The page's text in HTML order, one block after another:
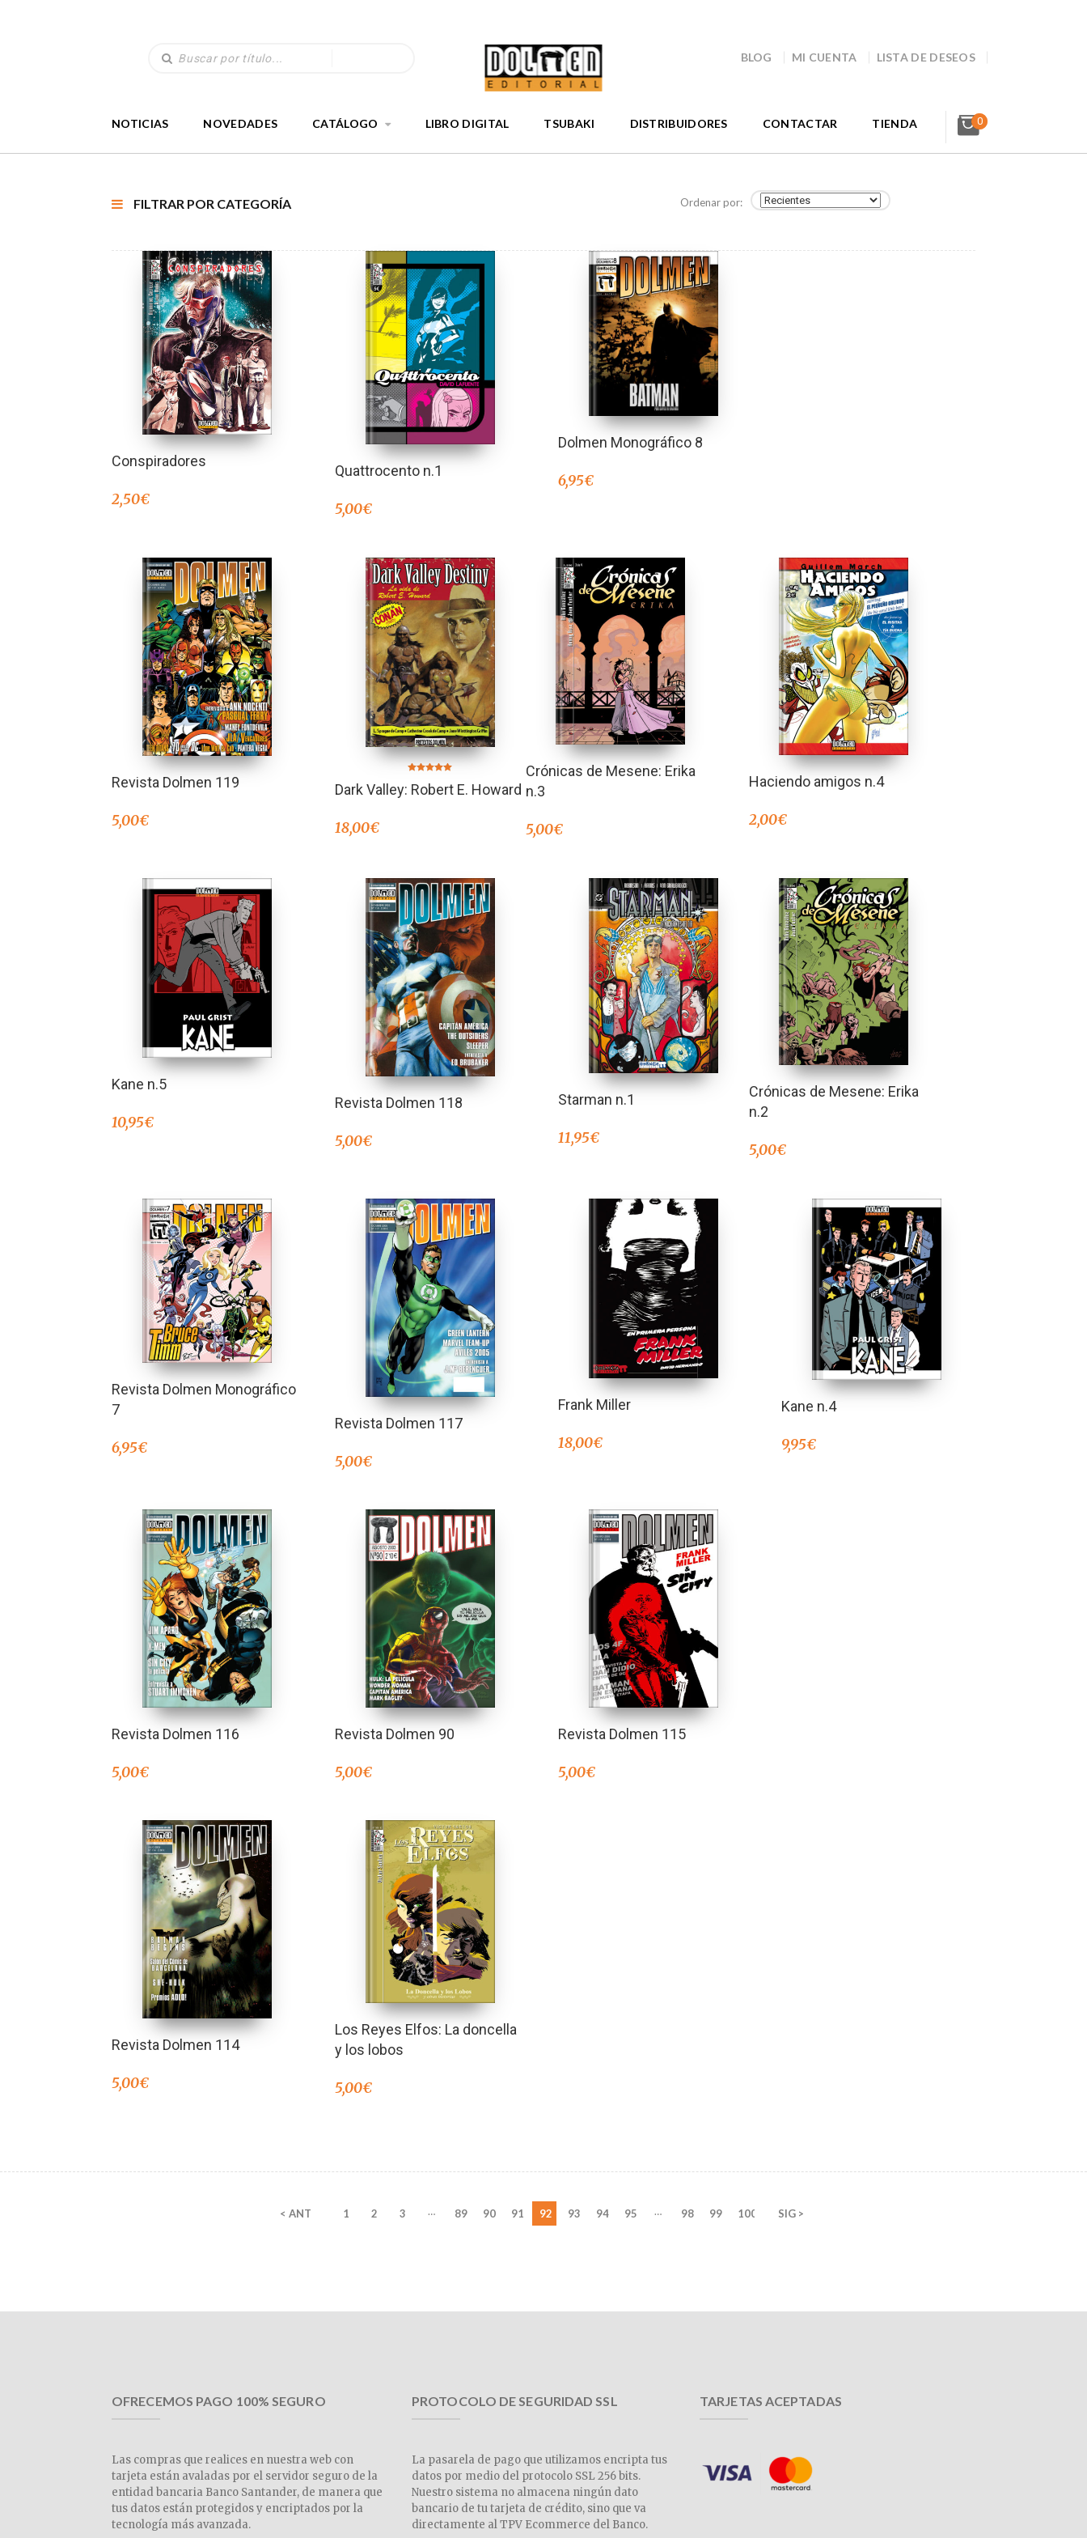
BLOG MI CUENTA LISTA DE DESEOS
NOTICIAS NOVEDADES CATÁLOGO LIBRO DIGITAL TSUBAKI DISTRIBUIDORES CONTACTAR TIENDA 0
FILTRAR POR CATEGORÍA Ordenar por:
Conspiradores
2,50€
Quattrocento n.1
5,00€
Dolmen Monográfico 8
6,95€
Revista Dolmen 119
5,00€
5.00
de 5
Dark Valley: Robert E. Howard
18,00€
Crónicas de Mesene: Erika
n.3
5,00€
Haciendo amigos n.4
2,00€
Kane n.5
10,95€
Revista Dolmen 118
5,00€
Starman n.1
11,95€
Crónicas de Mesene: Erika
n.2
5,00€
Revista Dolmen Monográfico
7
6,95€
Revista Dolmen 117
5,00€
Frank Miller
18,00€
Kane n.4
9,95€
Revista Dolmen 116
5,00€
Revista Dolmen 90
5,00€
Revista Dolmen 115
5,00€
Revista Dolmen 114
5,00€
Los Reyes Elfos: La doncella
y los lobos
5,00€
< ANT 1 2 3 … 89 90 91 92 93 94 95 … 98 99 100 SIG >
OFRECEMOS PAGO 100% SEGURO
Las compras que realices en nuestra web con
tarjeta están avaladas por el servidor seguro de la
entidad bancaria Banco Santander, de manera que
tus datos están protegidos y encriptados por la
tecnología más avanzada.
PROTOCOLO DE SEGURIDAD SSL
La pasarela de pago que utilizamos encripta tus
datos por medio del protocolo SSL 256 bits.
Nuestro sistema no almacena ningún dato
bancario de tu tarjeta de crédito, sino que va
directamente al TPV Ecommerce del Banco.
TARJETAS ACEPTADAS